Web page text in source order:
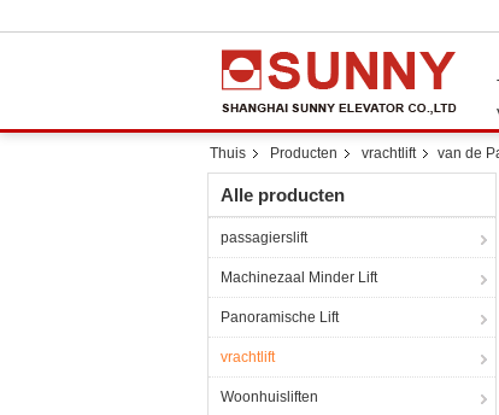
Thuis Producten vrachtlift van de
Alle producten
passagierslift
Machinezaal Minder Lift
Panoramische Lift
vrachtlift
Woonhuisliften